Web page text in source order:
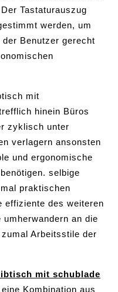
Tastaturauszug
werden, um
Benutzer gerecht
mit
hinein Büros
zyklisch unter
verlagern ansonsten
und ergonomische
selbige
praktischen
effiziente des weiteren
an die
Arbeitsstile der
mit schublade
Kombination aus